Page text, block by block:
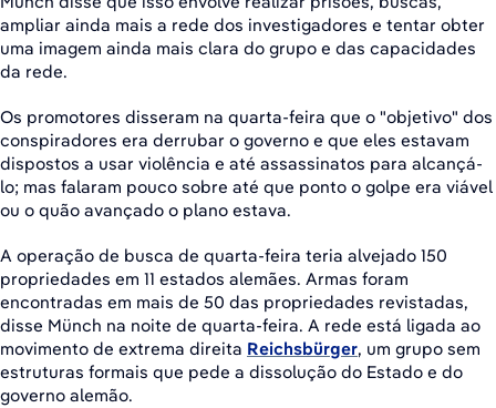
ampliar ainda mais a rede dos investigadores e tentar obter
uma imagem ainda mais clara do grupo e das capacidades
da rede.
Os promotores disseram na quarta-feira que o "objetivo" dos
conspiradores era derrubar o governo e que eles estavam
dispostos a usar violência e até assassinatos para alcançá-
lo; mas falaram pouco sobre até que ponto o golpe era viável
ou o quão avançado o plano estava.
A operação de busca de quarta-feira teria alvejado 150
propriedades em 11 estados alemães. Armas foram
encontradas em mais de 50 das propriedades revistadas,
disse Münch na noite de quarta-feira. A rede está ligada ao
movimento de extrema direita Reichsbürger, um grupo sem
estruturas formais que pede a dissolução do Estado e do
governo alemão.